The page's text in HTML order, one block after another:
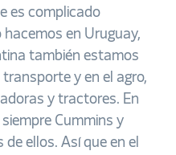
es complicado
en Uruguay,
también estamos
y en el agro,
y tractores. En
Cummins y
ellos. Así que en el